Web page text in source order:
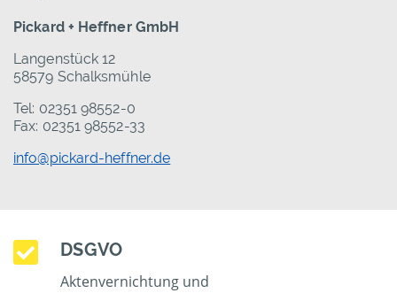
Pickard + Heffner GmbH
Langenstück 12
58579 Schalksmühle
Tel: 02351 98552-0
Fax: 02351 98552-33
info@pickard-heffner.de
DSGVO
Aktenvernichtung und